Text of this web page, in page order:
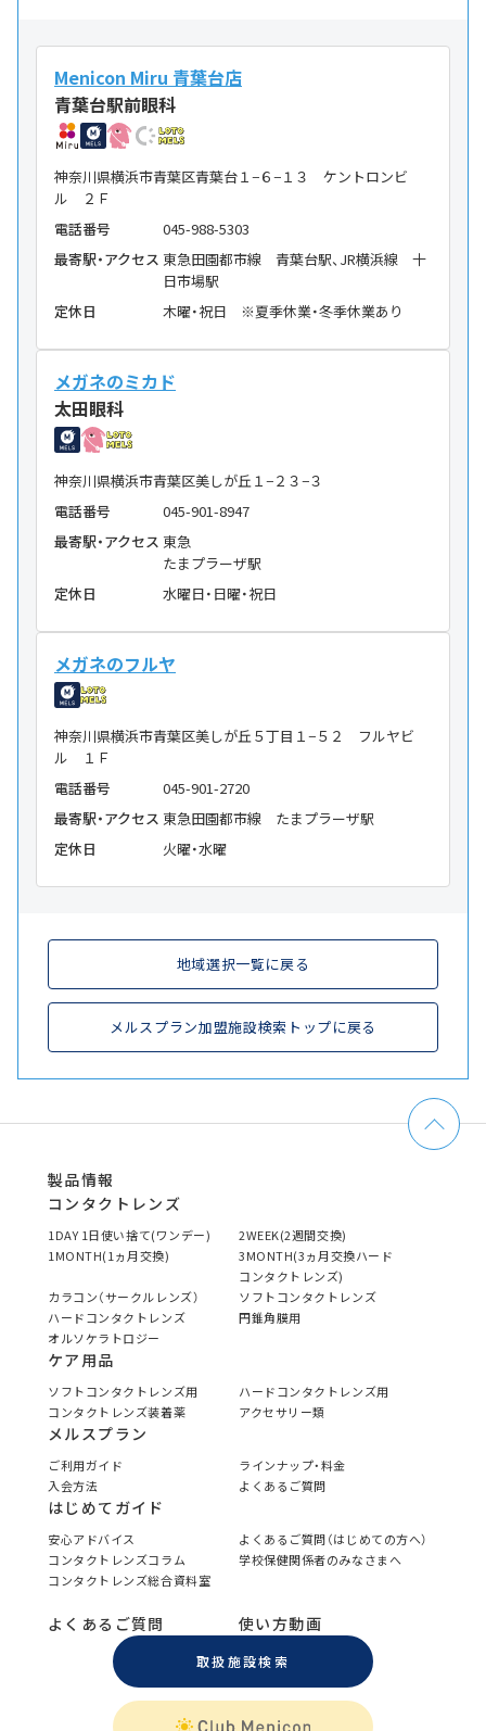
Menicon Miru 青葉台店
青葉台駅前眼科
神奈川県横浜市青葉区青葉台１−６−１３ ケントロンビ
ル ２Ｆ
電話番号
045-988-5303
最寄駅・アクセス 東急田園都市線 青葉台駅、JR横浜線 十
日市場駅
定休日
木曜・祝日 ※夏季休業・冬季休業あり
メガネのミカド
太田眼科
神奈川県横浜市青葉区美しが丘１−２３−３
電話番号
045-901-8947
最寄駅・アクセス 東急
たまプラーザ駅
定休日
水曜日・日曜・祝日
メガネのフルヤ
神奈川県横浜市青葉区美しが丘５丁目１−５２ フルヤビ
ル １Ｆ
電話番号
045-901-2720
最寄駅・アクセス 東急田園都市線 たまプラーザ駅
定休日
火曜・水曜
地域選択一覧に戻る
メルスプラン加盟施設検索トップに戻る
製品情報
コンタクトレンズ
1DAY 1日使い捨て(ワンデー)
2WEEK(2週間交換)
1MONTH(1ヵ月交換)
3MONTH(3ヵ月交換ハード
コンタクトレンズ)
カラコン（サークルレンズ）
ソフトコンタクトレンズ
ハードコンタクトレンズ
円錐角膜用
オルソケラトロジー
ケア用品
ソフトコンタクトレンズ用
ハードコンタクトレンズ用
コンタクトレンズ装着薬
アクセサリー類
メルスプラン
ご利用ガイド
ラインナップ・料金
入会方法
よくあるご質問
はじめてガイド
安心アドバイス
よくあるご質問（はじめての方へ）
コンタクトレンズコラム
学校保健関係者のみなさまへ
コンタクトレンズ総合資料室
よくあるご質問 使い方動画
取扱施設検索